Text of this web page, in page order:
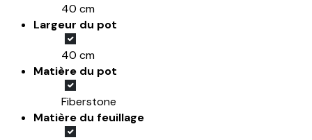
40 cm
Largeur du pot
40 cm
Matière du pot
Fiberstone
Matière du feuillage